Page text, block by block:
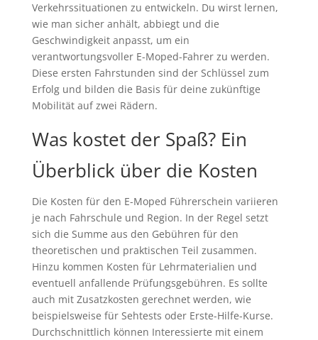
Verkehrssituationen zu entwickeln. Du wirst lernen,
wie man sicher anhält, abbiegt und die
Geschwindigkeit anpasst, um ein
verantwortungsvoller E-Moped-Fahrer zu werden.
Diese ersten Fahrstunden sind der Schlüssel zum
Erfolg und bilden die Basis für deine zukünftige
Mobilität auf zwei Rädern.
Was kostet der Spaß? Ein
Überblick über die Kosten
Die Kosten für den E-Moped Führerschein variieren
je nach Fahrschule und Region. In der Regel setzt
sich die Summe aus den Gebühren für den
theoretischen und praktischen Teil zusammen.
Hinzu kommen Kosten für Lehrmaterialien und
eventuell anfallende Prüfungsgebühren. Es sollte
auch mit Zusatzkosten gerechnet werden, wie
beispielsweise für Sehtests oder Erste-Hilfe-Kurse.
Durchschnittlich können Interessierte mit einem